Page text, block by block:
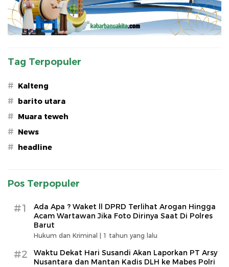
Tag Terpopuler
# Kalteng
# barito utara
# Muara teweh
# News
# headline
Pos Terpopuler
#1
Ada Apa ? Waket ll DPRD Terlihat Arogan Hingga
Acam Wartawan Jika Foto Dirinya Saat Di Polres
Barut
Hukum dan Kriminal | 1 tahun yang lalu
#2
Waktu Dekat Hari Susandi Akan Laporkan PT Arsy
Nusantara dan Mantan Kadis DLH ke Mabes Polri